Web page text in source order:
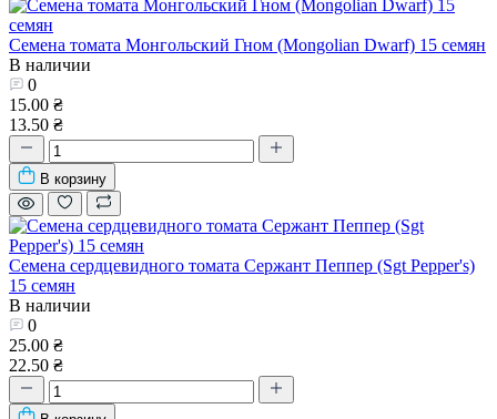
Семена томата Монгольский Гном (Mongolian Dwarf) 15 семян
В наличии
0
15.00 ₴
13.50 ₴
В корзину
Семена сердцевидного томата Сержант Пеппер (Sgt Pepper's)
15 семян
В наличии
0
25.00 ₴
22.50 ₴